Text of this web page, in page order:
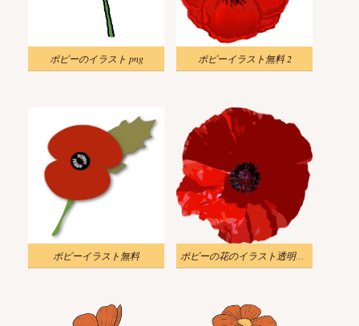
ポピーのイラスト png ポピーイラスト無料 2
ポピーイラスト無料 ポピーの花のイラスト透明写真